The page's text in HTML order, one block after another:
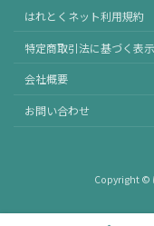
はれとくネット利用規約
特定商取引法に基づく表示
会社概要
お問い合わせ
Copyright ©